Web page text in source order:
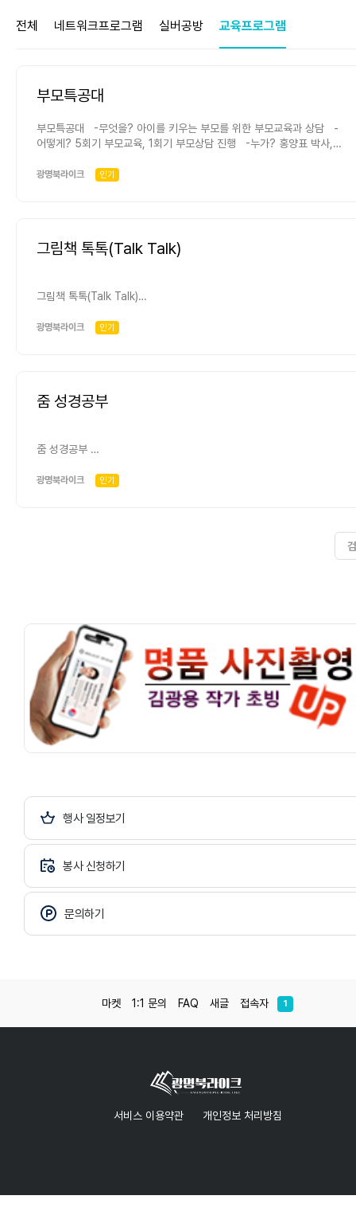
전체 네트워크프로그램 실버공방 교육프로그램
부모특공대
부모특공대 -무엇을? 아이를 키우는 부모를 위한 부모교육과 상담 -
어떻게? 5회기 부모교육, 1회기 부모상담 진행 -누가? 홍양표 박사,
박숙경 박사: 부모모임교육-매월 첫 번째 ~세 번째 토요일 오후 2시~4시
광명북라이크 인기
그림책 톡톡(Talk Talk)
그림책 톡톡(Talk Talk)
광명북라이크 인기
줌 성경공부
줌 성경공부
공동체 성경공부 책으로 -누가? 성경공부에 참여하는 분들과 안현정 사모 -
광명북라이크 인기
행사 일정보기
봉사 신청하기
문의하기
마켓 1:1 문의 FAQ 새글 접속자 1
서비스 이용약관 개인정보 처리방침